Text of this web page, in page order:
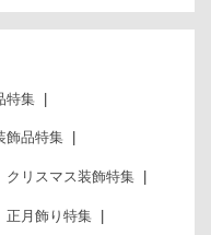
特集
飾品特集
クリスマス装飾特集
正月飾り特集